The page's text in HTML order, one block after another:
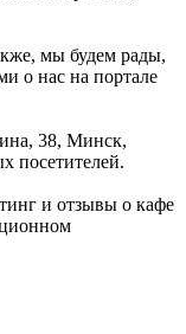
мы будем рады,
о нас на портале
38, Минск,
посетителей.
и отзывы о кафе